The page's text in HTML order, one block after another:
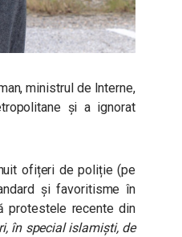
ministrul de Interne,
și a ignorat
ofițeri de poliție (pe
și favoritisme în
protestele recente din
în special islamiști, de